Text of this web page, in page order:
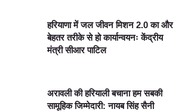
हरियाणा में जल जीवन मिशन 2.0 का और
बेहतर तरीके से हो कार्यान्वयनः केंद्रीय
मंत्री सीआर पाटिल
अरावली की हरियाली बचाना हम सबकी
सामूहिक जिम्मेदारी: नायब सिंह सैनी